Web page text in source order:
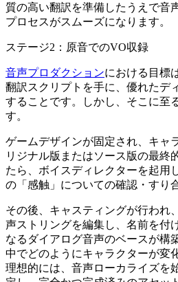
質の高い翻訳を準備したうえで音
プロセスがスムーズになります。
ステージ2：原音でのVO収録
音声プロダクションにおける目標
翻訳スクリプトを手に、優れたデ
することです。しかし、そこに至
す。
ゲームデザインが固定され、キャ
リジナル版またはソース版の最終
たら、ボイスディレクターを起用
の「感触」についての確認・すり
その後、キャスティングが行われ
声ストリングを編集し、名前を付
なるダイアログ音声のベースが構
中でどのようにキャラクターが変
理想的には、音声ローカライズを